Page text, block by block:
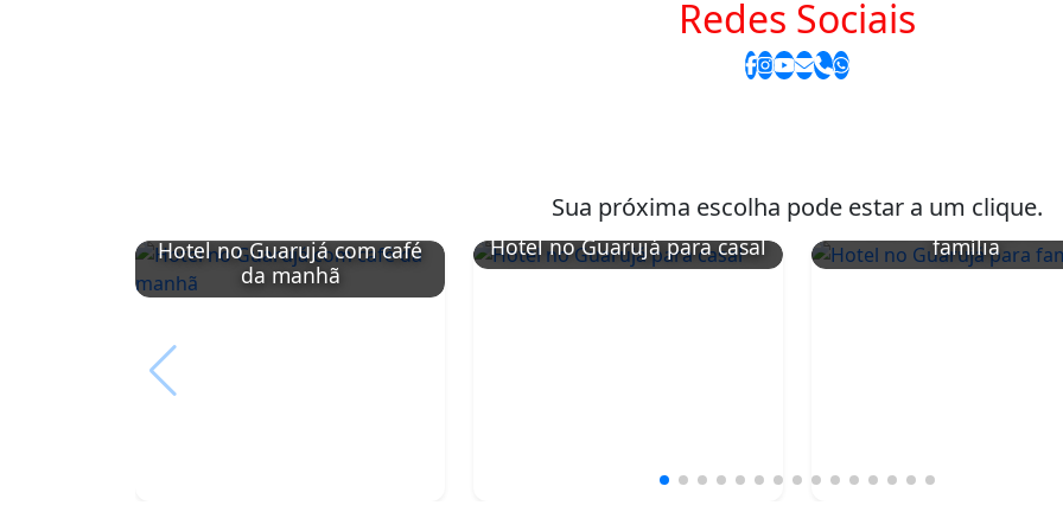
Redes Sociais
Sua próxima escolha pode estar a um clique.
Hotel no Guarujá com café
da manhã
Hotel no Guarujá para casal
Hotel no Guarujá para
família